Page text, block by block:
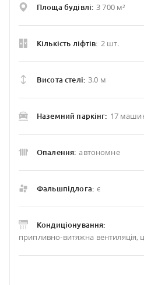
Площа будівлі: 3 700 м²
Кількість ліфтів: 2 шт.
Висота стелі: 3.0 м
Наземний паркінг: 17
Опалення: автономне
Фальшпідлога: є
Кондиціонування:
припливно-витяжна вентиляція,